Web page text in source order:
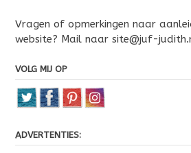
Vragen of opmerkingen naar
website? Mail naar site@juf-
VOLG MIJ OP
ADVERTENTIES: